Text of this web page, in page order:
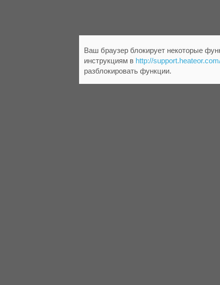
Ваш браузер блокирует некоторые
инструкциям в http://
разблокировать функции.